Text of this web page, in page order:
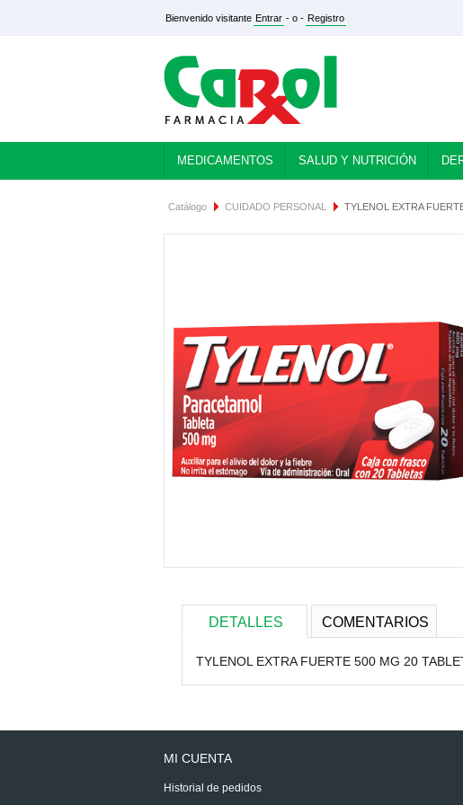
Bienvenido visitante Entrar - o - Registro
MEDICAMENTOS SALUD Y NUTRICIÓN
Catálogo CUIDADO PERSONAL TYLENOL EXTRA
DETALLES COMENTARIOS
TYLENOL EXTRA FUERTE 500 MG 20
MI CUENTA
Historial de pedidos